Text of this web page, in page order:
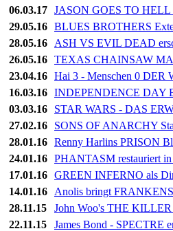
06.03.17 JASON GOES TO HELL
29.05.16 BLUES BROTHERS
28.05.16
ASH VS EVIL DEAD
26.05.16 TEXAS CHAINSAW
23.04.16 Hai 3 - Menschen 0 DER
16.03.16 INDEPENDENCE DAY
03.03.16
STAR WARS - DAS
27.02.16
SONS OF ANARCHY
28.01.16 Renny Harlins PRISON
24.01.16 PHANTASM restauriert
17.01.16 GREEN INFERNO als
14.01.16
Anolis bringt
28.11.15
John Woo's THE KILLER
22.11.15
James Bond - SPECTRE